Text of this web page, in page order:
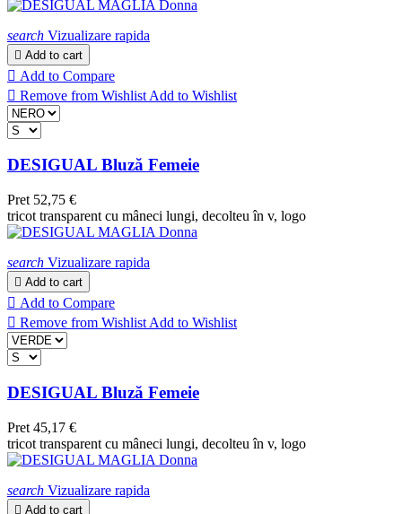
search Vizualizare rapida
 Add to cart
 Add to Compare
 Remove from Wishlist Add to Wishlist
DESIGUAL Bluză Femeie
Pret 52,75 €
tricot transparent cu mâneci lungi, decolteu în v, logo
search Vizualizare rapida
 Add to cart
 Add to Compare
 Remove from Wishlist Add to Wishlist
DESIGUAL Bluză Femeie
Pret 45,17 €
tricot transparent cu mâneci lungi, decolteu în v, logo
search Vizualizare rapida
 Add to cart